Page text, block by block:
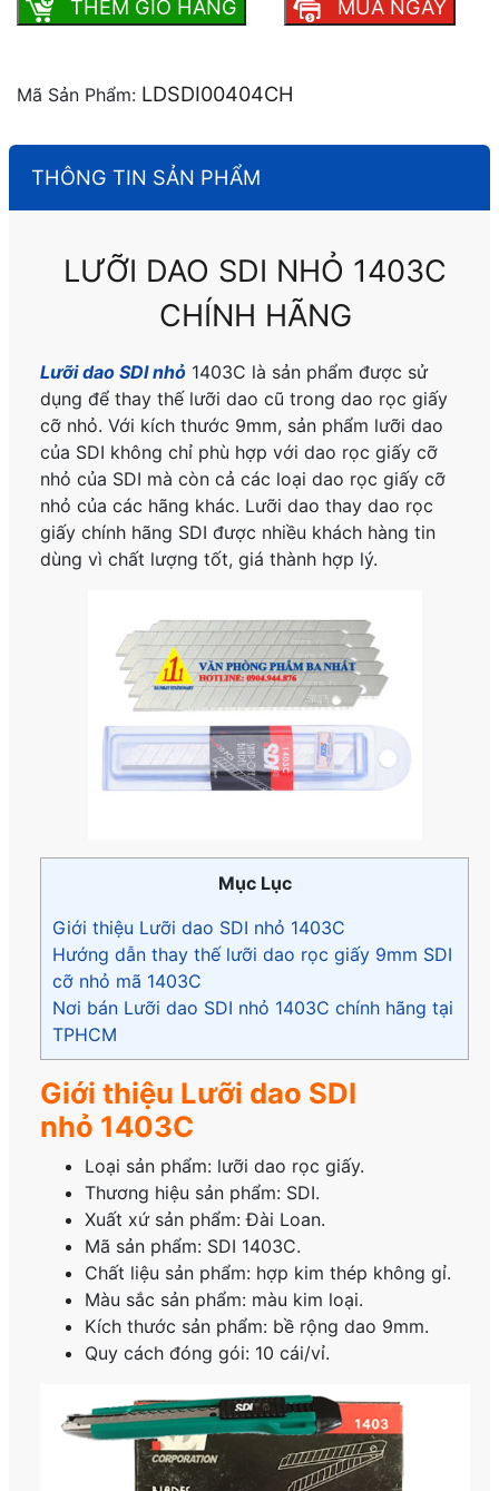
THEM GIO HANG MUA NGAY
Mã Sản Phẩm: LDSDI00404CH
THÔNG TIN SẢN PHẨM
LƯỠI DAO SDI NHỎ 1403C
CHÍNH HÃNG
Lưỡi dao SDI nhỏ 1403C là sản phẩm được sử
dụng để thay thế lưỡi dao cũ trong dao rọc giấy
cỡ nhỏ. Với kích thước 9mm, sản phẩm lưỡi dao
của SDI không chỉ phù hợp với dao rọc giấy cỡ
nhỏ của SDI mà còn cả các loại dao rọc giấy cỡ
nhỏ của các hãng khác. Lưỡi dao thay dao rọc
giấy chính hãng SDI được nhiều khách hàng tin
dùng vì chất lượng tốt, giá thành hợp lý.
Mục Lục
Giới thiệu Lưỡi dao SDI nhỏ 1403C
Hướng dẫn thay thế lưỡi dao rọc giấy 9mm SDI
cỡ nhỏ mã 1403C
Nơi bán Lưỡi dao SDI nhỏ 1403C chính hãng tại
TPHCM
Giới thiệu Lưỡi dao SDI
nhỏ 1403C
Loại sản phẩm: lưỡi dao rọc giấy.
Thương hiệu sản phẩm: SDI.
Xuất xứ sản phẩm: Đài Loan.
Mã sản phẩm: SDI 1403C.
Chất liệu sản phẩm: hợp kim thép không gỉ.
Màu sắc sản phẩm: màu kim loại.
Kích thước sản phẩm: bề rộng dao 9mm.
Quy cách đóng gói: 10 cái/vỉ.